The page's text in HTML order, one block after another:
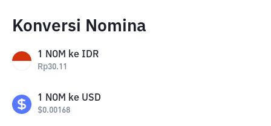
Konversi Nomina
1 NOM ke IDR
Rp30.11
1 NOM ke USD
$0.00168